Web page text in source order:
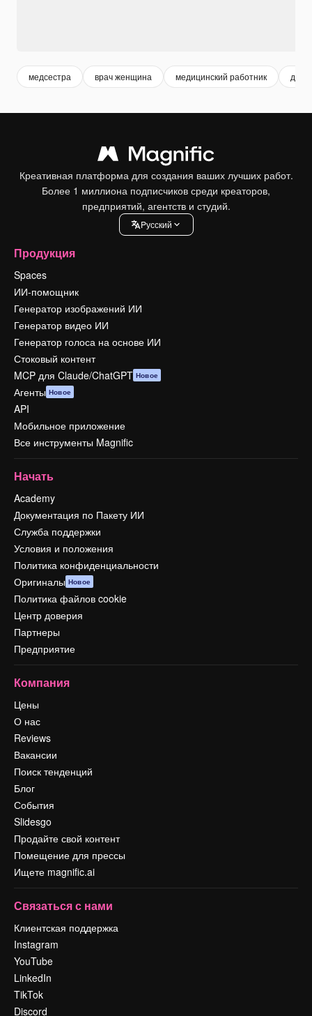
медсестра врач женщина медицинский работник
Креативная платформа для создания ваших лучших работ.
Более 1 миллиона подписчиков среди креаторов,
предприятий, агентств и студий.
Pусский
Продукция
Spaces
ИИ-помощник
Генератор изображений ИИ
Генератор видео ИИ
Генератор голоса на основе ИИ
Стоковый контент
MCP для Claude/ChatGPT Новое
Агенты Новое
API
Мобильное приложение
Все инструменты Magnific
Начать
Academy
Документация по Пакету ИИ
Служба поддержки
Условия и положения
Политика конфиденциальности
Оригиналы Новое
Политика файлов cookie
Центр доверия
Партнеры
Предприятие
Компания
Цены
О нас
Reviews
Вакансии
Поиск тенденций
Блог
События
Slidesgo
Продайте свой контент
Помещение для прессы
Ищете magnific.ai
Связаться с нами
Клиентская поддержка
Instagram
YouTube
LinkedIn
TikTok
Discord